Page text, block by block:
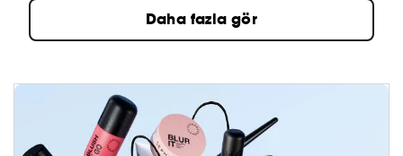
Daha fazla gör